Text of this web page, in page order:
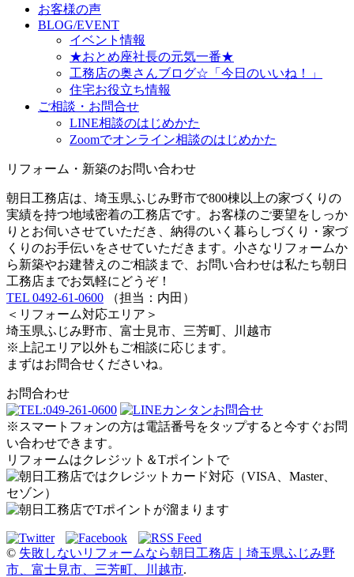
お客様の声
BLOG/EVENT
イベント情報
★おとめ座社長の元気一番★
工務店の奥さんブログ☆「今日のいいね！」
住宅お役立ち情報
ご相談・お問合せ
LINE相談のはじめかた
Zoomでオンライン相談のはじめかた
リフォーム・新築のお問い合わせ
朝日工務店は、埼玉県ふじみ野市で800棟以上の家づくりの
実績を持つ地域密着の工務店です。お客様のご要望をしっか
りとお伺いさせていただき、納得のいく暮らしづくり・家づ
くりのお手伝いをさせていただきます。小さなリフォームか
ら新築やお建替えのご相談まで、お問い合わせは私たち朝日
工務店までお気軽にどうぞ！
TEL 0492-61-0600 （担当：内田）
＜リフォーム対応エリア＞
埼玉県ふじみ野市、富士見市、三芳町、川越市
※上記エリア以外もご相談に応じます。
まずはお問合せくださいね。
お問合わせ
※スマートフォンの方は電話番号をタップすると今すぐお問
い合わせできます。
リフォームはクレジット＆Tポイントで
© 失敗しないリフォームなら朝日工務店｜埼玉県ふじみ野
市、富士見市、三芳町、川越市.